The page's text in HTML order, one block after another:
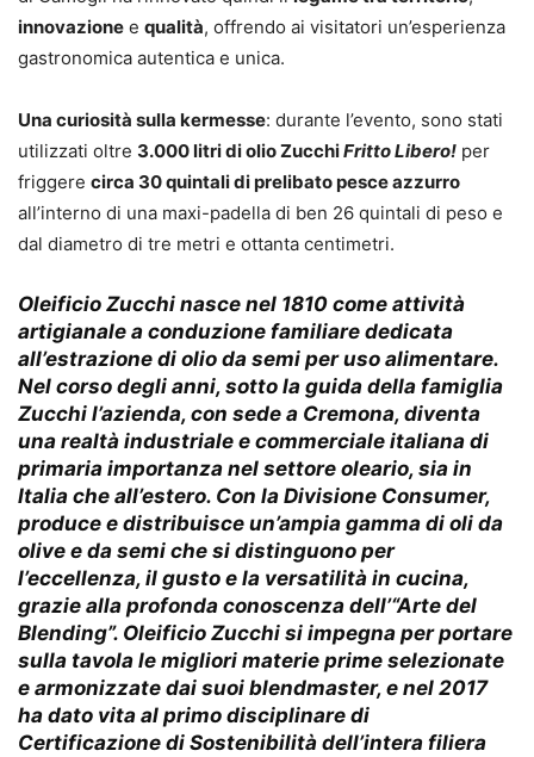
innovazione e qualità, offrendo ai visitatori un’esperienza
gastronomica autentica e unica.
Una curiosità sulla kermesse: durante l’evento, sono stati
utilizzati oltre 3.000 litri di olio ZucchiFritto Libero! per
friggere circa 30 quintali di prelibato pesce azzurro
all’interno di una maxi-padella di ben 26 quintali di peso e
dal diametro di tre metri e ottanta centimetri.
Oleificio Zucchi nasce nel 1810 come attività
artigianale a conduzione familiare dedicata
all’estrazione di olio da semi per uso alimentare.
Nel corso degli anni, sotto la guida della famiglia
Zucchi l’azienda, con sede a Cremona, diventa
una realtà industriale e commerciale italiana di
primaria importanza nel settore oleario, sia in
Italia che all’estero. Con la Divisione Consumer,
produce e distribuisce un’ampia gamma di oli da
olive e da semi che si distinguono per
l’eccellenza, il gusto e la versatilità in cucina,
grazie alla profonda conoscenza dell’“Arte del
Blending”. Oleificio Zucchi si impegna per portare
sulla tavola le migliori materie prime selezionate
e armonizzate dai suoi blendmaster, e nel 2017
ha dato vita al primo disciplinare di
Certificazione di Sostenibilità dell’intera filiera